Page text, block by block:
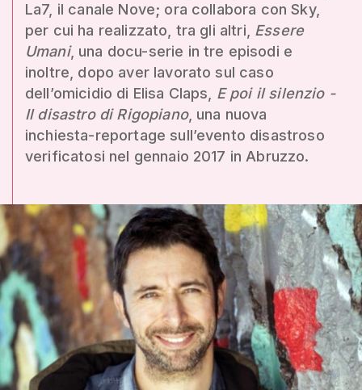
La7, il canale Nove; ora collabora con Sky,
per cui ha realizzato, tra gli altri, Essere
Umani, una docu-serie in tre episodi e
inoltre, dopo aver lavorato sul caso
dell’omicidio di Elisa Claps, E poi il silenzio -
Il disastro di Rigopiano, una nuova
inchiesta-reportage sull’evento disastroso
verificatosi nel gennaio 2017 in Abruzzo.